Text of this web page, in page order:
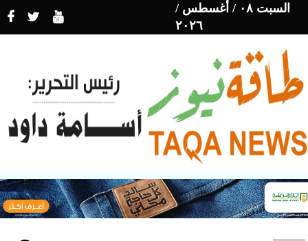
السبت ٠٨ / أغسطس /
٢٠٢٦